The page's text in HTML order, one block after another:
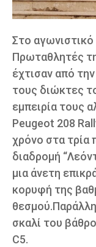
Στο αγωνιστικό
Πρωταθλητές
έχτισαν από
τους διώκτες
εμπειρία τους
Peugeot 208
χρόνο στα τρία
διαδρομή
μια άνετη
κορυφή της
σκαλί του
C5.